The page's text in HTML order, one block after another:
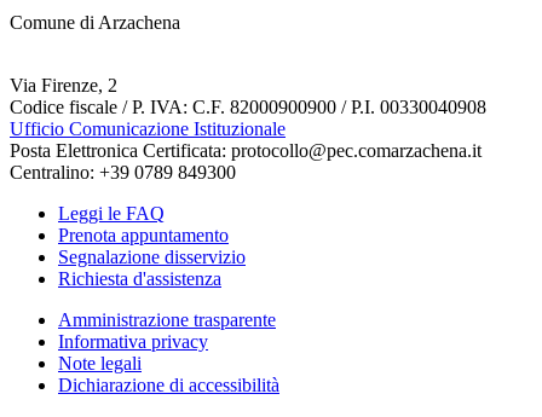
Comune di Arzachena
Via Firenze, 2
Codice fiscale / P. IVA: C.F. 82000900900 / P.I. 00330040908
Ufficio Comunicazione Istituzionale
Posta Elettronica Certificata: protocollo@pec.comarzachena.it
Centralino: +39 0789 849300
Leggi le FAQ
Prenota appuntamento
Segnalazione disservizio
Richiesta d'assistenza
Amministrazione trasparente
Informativa privacy
Note legali
Dichiarazione di accessibilità